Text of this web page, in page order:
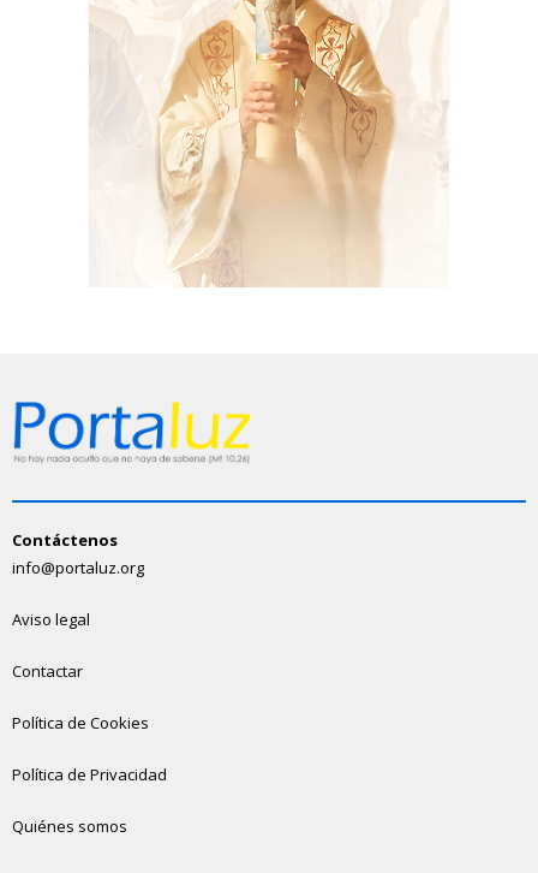
Contáctenos
info@portaluz.org
Aviso legal
Contactar
Política de Cookies
Política de Privacidad
Quiénes somos